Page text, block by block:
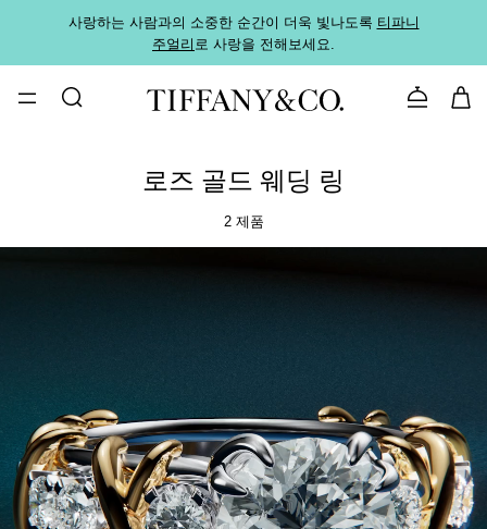
사랑하는 사람과의 소중한 순간이 더욱 빛나도록 티파니
주얼리로 사랑을 전해보세요.
문의하기
로즈 골드 웨딩 링
2 제품